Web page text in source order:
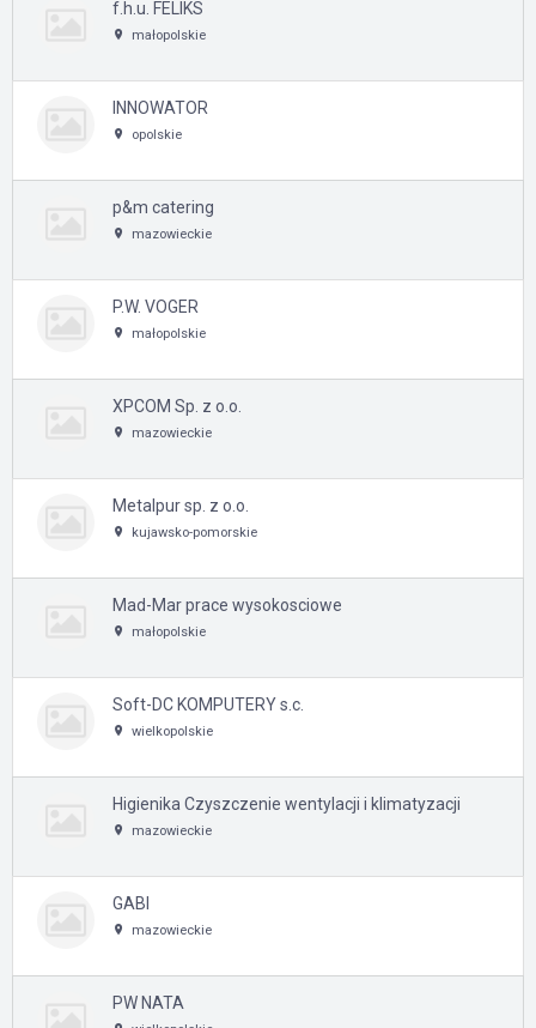
f.h.u. FELIKS
małopolskie
INNOWATOR
opolskie
p&m catering
mazowieckie
P.W. VOGER
małopolskie
XPCOM Sp. z o.o.
mazowieckie
Metalpur sp. z o.o.
kujawsko-pomorskie
Mad-Mar prace wysokosciowe
małopolskie
Soft-DC KOMPUTERY s.c.
wielkopolskie
Higienika Czyszczenie wentylacji i klimatyzacji
mazowieckie
GABI
mazowieckie
PW NATA